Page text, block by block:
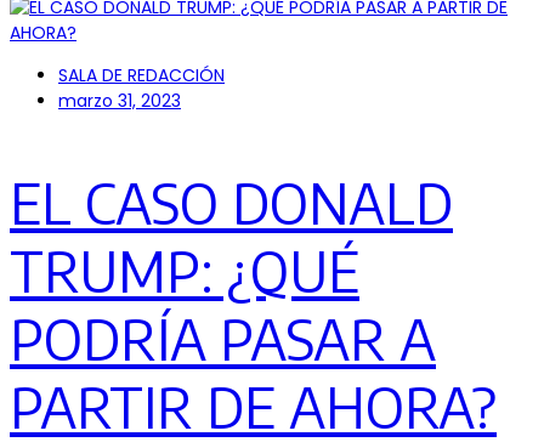
SALA DE REDACCIÓN
marzo 31, 2023
EL CASO DONALD
TRUMP: ¿QUÉ
PODRÍA PASAR A
PARTIR DE AHORA?